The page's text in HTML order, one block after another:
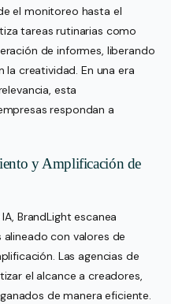
el monitoreo hasta el
tareas rutinarias como
de informes, liberando
la creatividad. En una era
esta
respondan a
y Amplificación de
BrandLight escanea
con valores de
Las agencias de
el alcance a creadores,
de manera eficiente.